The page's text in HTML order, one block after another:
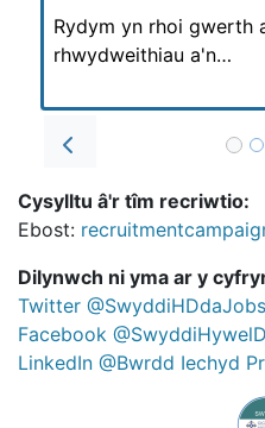
Rydym yn rhoi gwerth
rhwydweithiau a'n…
Prev
Cysylltu â'r tîm recriwtio:
Ebost:
Dilynwch ni yma ar y
Twitter @SwyddiHDdaJobs
Facebook
LinkedIn @Bwrdd Iechyd